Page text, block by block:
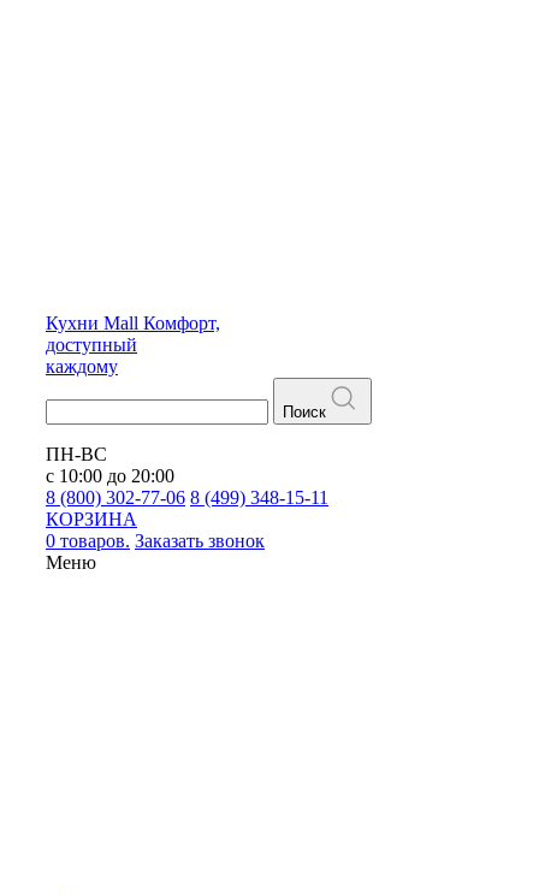
Кухни Mall Комфорт,
доступный
каждому
Поиск
ПН-ВС
с 10:00 до 20:00
8 (800) 302-77-06 8 (499) 348-15-11
КОРЗИНА
0 товаров. Заказать звонок
Меню